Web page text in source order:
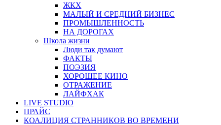
ЖКХ
МАЛЫЙ И СРЕДНИЙ БИЗНЕС
ПРОМЫШЛЕННОСТЬ
НА ДОРОГАХ
Школа жизни
Люди так думают
ФАКТЫ
ПОЭЗИЯ
ХОРОШЕЕ КИНО
ОТРАЖЕНИЕ
ЛАЙФХАК
LIVE STUDIO
ПРАЙС
КОАЛИЦИЯ СТРАННИКОВ ВО ВРЕМЕНИ